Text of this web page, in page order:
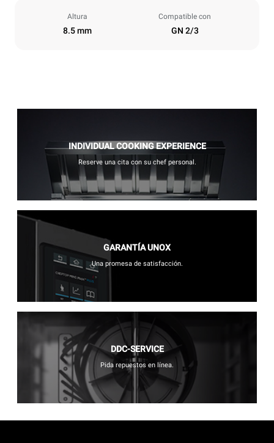
Altura
8.5 mm
Compatible con
GN 2/3
INDIVIDUAL COOKING EXPERIENCE
Reserve una cita con su chef personal.
GARANTÍA UNOX
Una promesa de satisfacción.
DDC-SERVICE
Pida repuestos en línea.